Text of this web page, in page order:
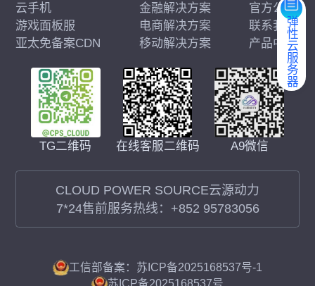
弹性云服务器
TG二维码 在线客服二维码 A9微信
CLOUD POWER SOURCE云源动力
7*24售前服务热线： +852 95783056
云手机
游戏面板服
亚太免备案CDN
金融解决方案
电商解决方案
移动解决方案
官方公告
联系我们
产品中心
工信部备案：苏ICP备2025168537号-1
苏ICP备2025168537号